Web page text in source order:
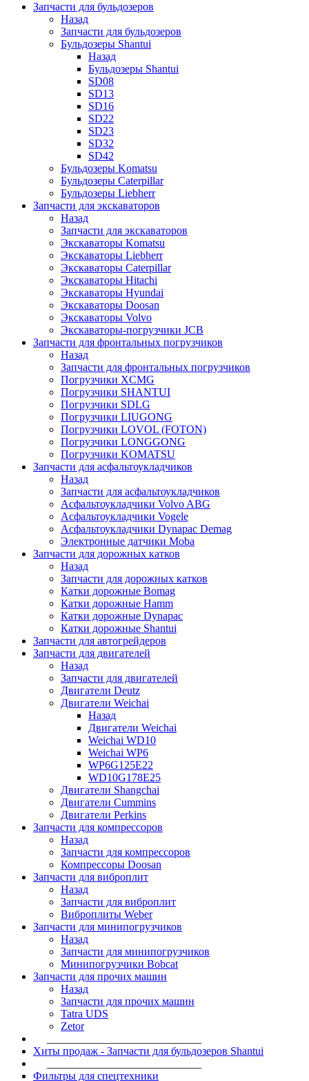
Запчасти для бульдозеров
Назад
Запчасти для бульдозеров
Бульдозеры Shantui
Назад
Бульдозеры Shantui
SD08
SD13
SD16
SD22
SD23
SD32
SD42
Бульдозеры Komatsu
Бульдозеры Caterpillar
Бульдозеры Liebherr
Запчасти для экскаваторов
Назад
Запчасти для экскаваторов
Экскаваторы Komatsu
Экскаваторы Liebherr
Экскаваторы Caterpillar
Экскаваторы Hitachi
Экскаваторы Hyundai
Экскаваторы Doosan
Экскаваторы Volvo
Экскаваторы-погрузчики JCB
Запчасти для фронтальных погрузчиков
Назад
Запчасти для фронтальных погрузчиков
Погрузчики XCMG
Погрузчики SHANTUI
Погрузчики SDLG
Погрузчики LIUGONG
Погрузчики LOVOL (FOTON)
Погрузчики LONGGONG
Погрузчики KOMATSU
Запчасти для асфальтоукладчиков
Назад
Запчасти для асфальтоукладчиков
Асфальтоукладчики Volvo ABG
Асфальтоукладчики Vogele
Асфальтоукладчики Dynapac Demag
Электронные датчики Moba
Запчасти для дорожных катков
Назад
Запчасти для дорожных катков
Катки дорожные Bomag
Катки дорожные Hamm
Катки дорожные Dynapac
Катки дорожные Shantui
Запчасти для автогрейдеров
Запчасти для двигателей
Назад
Запчасти для двигателей
Двигатели Deutz
Двигатели Weichai
Назад
Двигатели Weichai
Weichai WD10
Weichai WP6
WP6G125E22
WD10G178E25
Двигатели Shangchai
Двигатели Cummins
Двигатели Perkins
Запчасти для компрессоров
Назад
Запчасти для компрессоров
Компрессоры Doosan
Запчасти для виброплит
Назад
Запчасти для виброплит
Виброплиты Weber
Запчасти для минипогрузчиков
Назад
Запчасти для минипогрузчиков
Минипогрузчики Bobcat
Запчасти для прочих машин
Назад
Запчасти для прочих машин
Tatra UDS
Zetor
Хиты продаж - Запчасти для бульдозеров Shantui
Фильтры для спецтехники